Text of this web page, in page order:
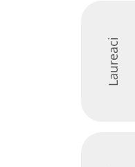
Laureaci